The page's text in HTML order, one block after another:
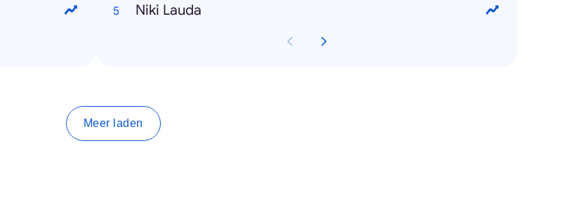
Niki Lauda
Meer laden